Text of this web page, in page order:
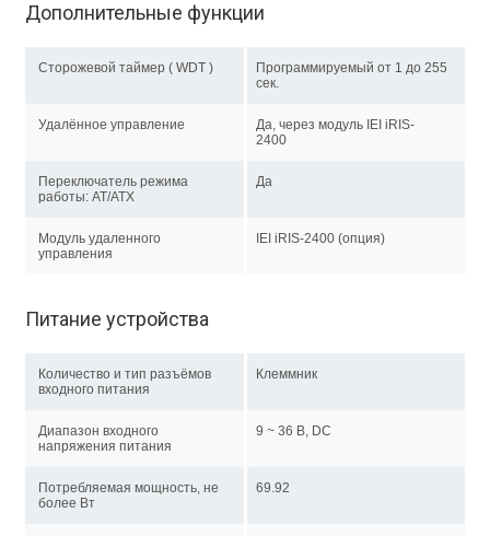
Дополнительные функции
Сторожевой таймер ( WDT )
Программируемый от 1 до 255
сек.
Удалённое управление
Да, через модуль IEI iRIS-
2400
Переключатель режима
работы: AT/ATX
Да
Модуль удаленного
управления
IEI iRIS-2400 (опция)
Питание устройства
Количество и тип разъёмов
входного питания
Клеммник
Диапазон входного
напряжения питания
9 ~ 36 В, DC
Потребляемая мощность, не
более Вт
69.92